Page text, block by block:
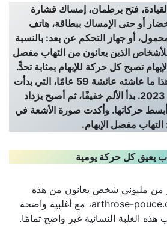
فتح برطمان، إمساك قشارة
أو حتى الإمساك ببطاقة، هاتف
أو جهاز التحكم عن بعد: بالنسبة
الذين يعانون من التهاب مفصل
تصبح كل حركة للإبهام بمثابة تحدٍّ.
هذا ما عاشته عائشة 59 عامًا، التي بدأت
تعاني من الألم نهاية عام 2023. بدأ الألم خفيفًا، ثم أصبح يزداد
حركاتها. وأكدت صورة الأشعة في
يعيق كل حركة يومية
من مليوني شخص يعانون من هذه
الحالة، وفقًا لموقع arthrose-pouce.com، مع أغلبية واضحة
الغلبة النسائية غير واضح تمامًا.